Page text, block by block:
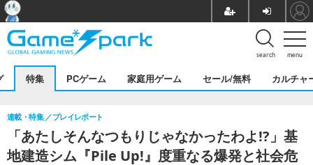
menu
search
特集 PCゲーム 家庭用ゲーム セール/無料 カルチャ
「あたしそんなつもりじゃなかったわよ!?」基
地建造シム『Pile Up!』度重なる爆発と社会危
連載・特集 プレイレポート